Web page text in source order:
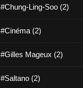
#Chung-Ling-Soo (2)
#Cinéma (2)
#Gilles Mageux (2)
#Saltano (2)